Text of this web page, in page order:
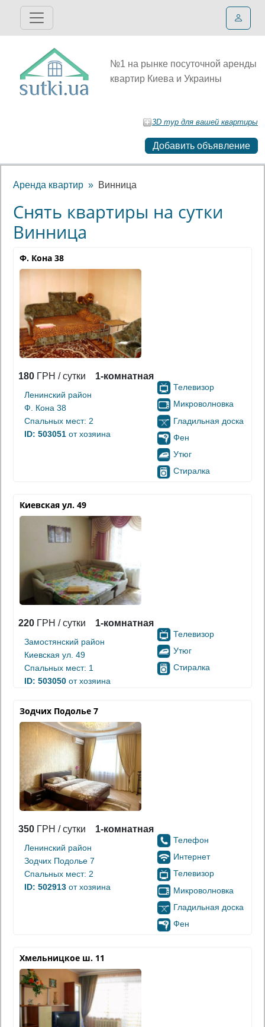
№1 на рынке посуточной аренды
квартир Киева и Украины
3D тур для вашей квартиры
Добавить объявление
Аренда квартир Винница
Снять квартиры на сутки
Винница
Ф. Кона 38
180 ГРН / сутки 1-комнатная
Ленинский район
Ф. Кона 38
Спальных мест: 2
ID: 503051 от хозяина
Телевизор
Микроволновка
Гладильная доска
Фен
Утюг
Стиралка
Киевская ул. 49
220 ГРН / сутки 1-комнатная
Замостянский район
Киевская ул. 49
Спальных мест: 1
ID: 503050 от хозяина
Телевизор
Утюг
Стиралка
Зодчих Подолье 7
350 ГРН / сутки 1-комнатная
Ленинский район
Зодчих Подолье 7
Спальных мест: 2
ID: 502913 от хозяина
Телефон
Интернет
Телевизор
Микроволновка
Гладильная доска
Фен
Хмельницкое ш. 11